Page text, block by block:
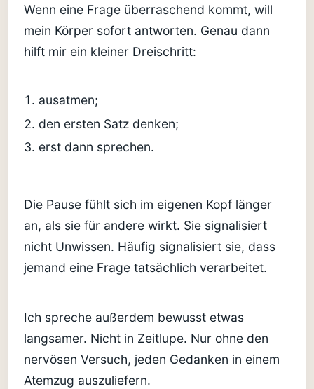
Wenn eine Frage überraschend kommt, will
mein Körper sofort antworten. Genau dann
hilft mir ein kleiner Dreischritt:
ausatmen;
den ersten Satz denken;
erst dann sprechen.
Die Pause fühlt sich im eigenen Kopf länger
an, als sie für andere wirkt. Sie signalisiert
nicht Unwissen. Häufig signalisiert sie, dass
jemand eine Frage tatsächlich verarbeitet.
Ich spreche außerdem bewusst etwas
langsamer. Nicht in Zeitlupe. Nur ohne den
nervösen Versuch, jeden Gedanken in einem
Atemzug auszuliefern.